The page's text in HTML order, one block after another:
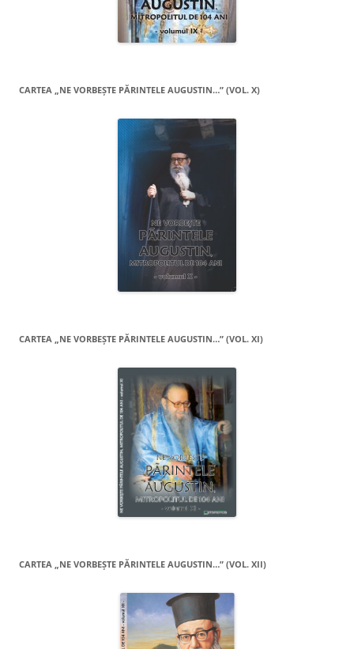
CARTEA „NE VORBEŞTE PĂRINTELE AUGUSTIN…” (VOL. X)
CARTEA „NE VORBEŞTE PĂRINTELE AUGUSTIN…” (VOL. XI)
CARTEA „NE VORBEŞTE PĂRINTELE AUGUSTIN…” (VOL. XII)